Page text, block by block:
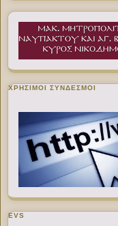
ΧΡΉΣΙΜΟΙ ΣΎΝΔΕΣΜΟΙ
EVS